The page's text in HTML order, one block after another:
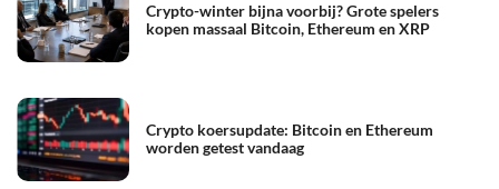
Crypto-winter bijna voorbij? Grote spelers
kopen massaal Bitcoin, Ethereum en XRP
Crypto koersupdate: Bitcoin en Ethereum
worden getest vandaag